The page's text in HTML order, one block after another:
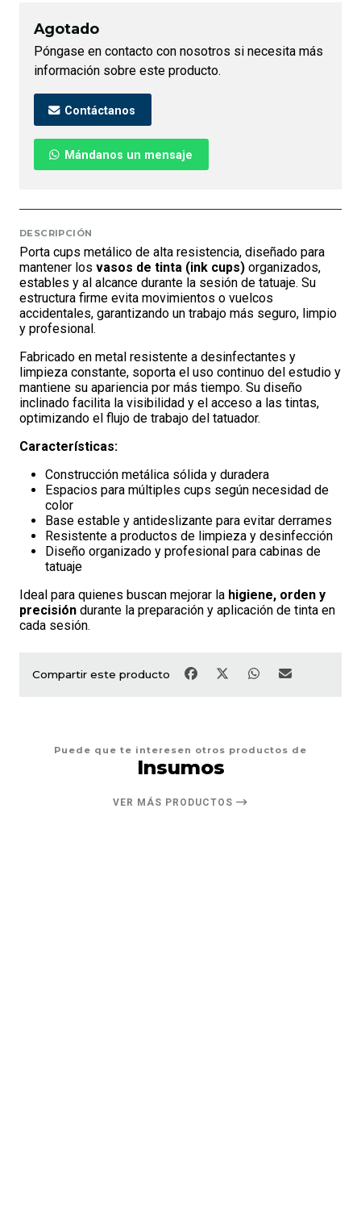
Agotado
Póngase en contacto con nosotros si necesita más
información sobre este producto.
Contáctanos
Mándanos un mensaje
DESCRIPCIÓN
Porta cups metálico de alta resistencia, diseñado para
mantener los vasos de tinta (ink cups) organizados,
estables y al alcance durante la sesión de tatuaje. Su
estructura firme evita movimientos o vuelcos
accidentales, garantizando un trabajo más seguro, limpio
y profesional.
Fabricado en metal resistente a desinfectantes y
limpieza constante, soporta el uso continuo del estudio y
mantiene su apariencia por más tiempo. Su diseño
inclinado facilita la visibilidad y el acceso a las tintas,
optimizando el flujo de trabajo del tatuador.
Características:
Construcción metálica sólida y duradera
Espacios para múltiples cups según necesidad de
color
Base estable y antideslizante para evitar derrames
Resistente a productos de limpieza y desinfección
Diseño organizado y profesional para cabinas de
tatuaje
Ideal para quienes buscan mejorar la higiene, orden y
precisión durante la preparación y aplicación de tinta en
cada sesión.
Compartir este producto
Puede que te interesen otros productos de
Insumos
VER MÁS PRODUCTOS